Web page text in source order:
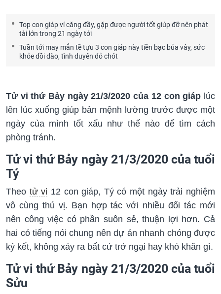
Top con giáp ví căng đầy, gặp được người tốt giúp đỡ nên phát
tài lớn trong 21 ngày tới
Tuần tới may mắn tề tựu 3 con giáp này tiền bạc bủa vây, sức
khỏe dồi dào, tình duyên đỏ chót
Tử vi thứ Bảy ngày 21/3/2020 của 12 con giáp lúc
lên lúc xuống giúp bản mệnh lường trước được một
ngày của mình tốt xấu như thế nào để tìm cách
phòng tránh.
Tử vi thứ Bảy ngày 21/3/2020 của tuổi
Tý
Theo tử vi 12 con giáp, Tý có một ngày trải nghiệm
vô cùng thú vị. Bạn hợp tác với nhiều đối tác mới
nên công việc có phần suôn sẻ, thuận lợi hơn. Cả
hai có tiếng nói chung nên dự án nhanh chóng được
ký kết, không xảy ra bất cứ trở ngại hay khó khăn gì.
Tử vi thứ Bảy ngày 21/3/2020 của tuổi
Sửu